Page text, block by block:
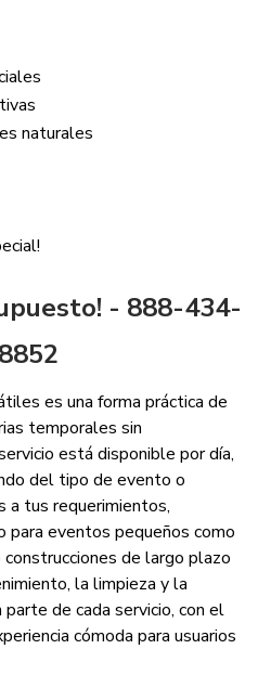
naturales
- 888-434-
8852
es una forma práctica de
temporales sin
está disponible por día,
del tipo de evento o
a tus requerimientos,
para eventos pequeños como
de largo plazo
la limpieza y la
de cada servicio, con el
cómoda para usuarios